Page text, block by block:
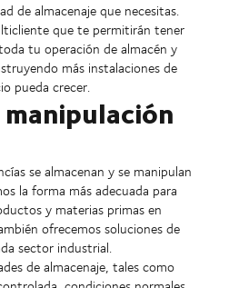
de almacenaje que necesitas.
que te permitirán tener
tu operación de almacén y
más instalaciones de
pueda crecer.
se almacenan y se manipulan
la forma más adecuada para
y materias primas en
ofrecemos soluciones de
sector industrial.
de almacenaje, tales como